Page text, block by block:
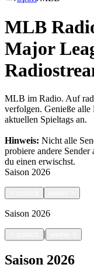
MLB
Major
MLB im Radio. Auf
verfolgen. Genieße alle
aktuellen Spieltags an.
Hinweis: Nicht alle
probiere andere
du einen erwischst.
Saison 2026
Saison 2026
|
Saison 2026